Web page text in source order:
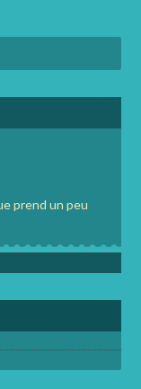
prend un peu